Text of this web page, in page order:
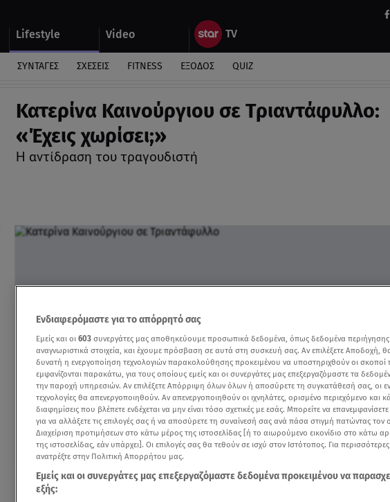
Lifestyle Video
ΣΥΝΤΑΓΕΣ ΣΧΕΣΕΙΣ FITNESS ΕΞΟΔΟΣ QUIZ
Κατερίνα Καινούργιου σε Τριαντάφυλλο:
«Έχεις χωρίσει;»
Η αντίδραση του τραγουδιστή
Ενδιαφερόμαστε για το απόρρητό σας
Εμείς και οι 603 συνεργάτες μας αποθηκεύουμε προσωπικά δεδομένα, όπως δεδομένα
αναγνωριστικά στοιχεία, και έχουμε πρόσβαση σε αυτά στη συσκευή σας. Αν επιλέξετε Αποδοχή,
δυνατή η ενεργοποίηση τεχνολογιών παρακολούθησης προκειμένου να υποστηριχθούν οι σκοποί
εμφανίζονται παρακάτω, για τους οποίους εμείς και οι συνεργάτες μας επεξεργαζόμαστε τα
την παροχή υπηρεσιών. Αν επιλέξετε Απόρριψη όλων όλων ή αποσύρετε τη συγκατάθεσή σας, οι
τεχνολογίες θα απενεργοποιηθούν. Αν απενεργοποιηθούν οι ιχνηλάτες, ορισμένο περιεχόμενο και
διαφημίσεις που βλέπετε ενδέχεται να μην είναι τόσο σχετικές με εσάς. Μπορείτε να
για να αλλάξετε τις επιλογές σας ή να αποσύρετε τη συναίνεσή σας ανά πάσα στιγμή πατώντας τον
Διαχείριση προτιμήσεων στο κάτω μέρος της ιστοσελίδας [ή το αιωρούμενο εικονίδιο στο κάτω
της ιστοσελίδας, εάν υπάρχει]. Οι επιλογές σας θα τεθούν σε ισχύ στον Ιστότοπος. Για
ανατρέξτε στην Πολιτική Απορρήτου μας.
Εμείς και οι συνεργάτες μας επεξεργαζόμαστε δεδομένα προκειμένου να
εξής: